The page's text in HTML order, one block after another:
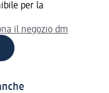
per la
il negozio dm